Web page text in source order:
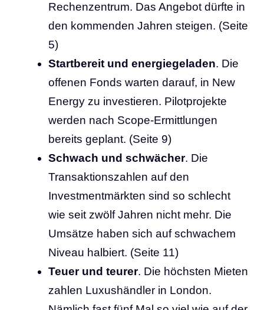
Rechenzentrum. Das Angebot dürfte in
den kommenden Jahren steigen. (Seite
5)
Startbereit und energiegeladen. Die
offenen Fonds warten darauf, in New
Energy zu investieren. Pilotprojekte
werden nach Scope-Ermittlungen
bereits geplant. (Seite 9)
Schwach und schwächer. Die
Transaktionszahlen auf den
Investmentmärkten sind so schlecht
wie seit zwölf Jahren nicht mehr. Die
Umsätze haben sich auf schwachem
Niveau halbiert. (Seite 11)
Teuer und teurer. Die höchsten Mieten
zahlen Luxushändler in London.